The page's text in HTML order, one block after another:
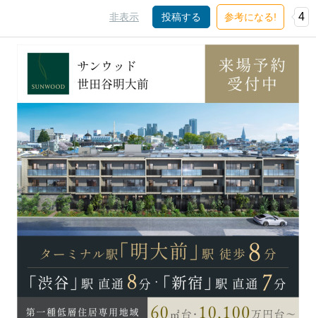
非表示 投稿する 参考になる! 4